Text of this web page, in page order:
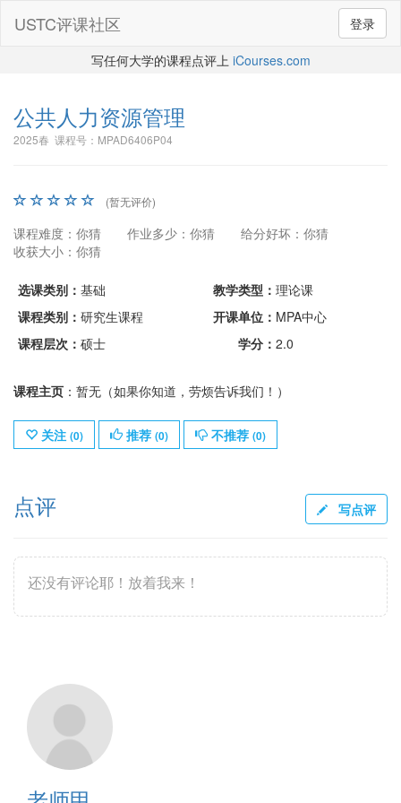
登录
USTC评课社区
写任何大学的课程点评上 iCourses.com
公共人力资源管理
2025春 课程号：MPAD6406P04
(暂无评价)
课程难度：你猜 作业多少：你猜
给分好坏：你猜
收获大小：你猜
选课类别： 基础 教学类型： 理论课
课程类别： 研究生课程 开课单位： MPA中心
课程层次： 硕士 学分： 2.0
课程主页 ：暂无（如果你知道，劳烦告诉我们！）
关注 (0) 推荐 (0) 不推荐 (0)
点评 写点评
还没有评论耶！放着我来！